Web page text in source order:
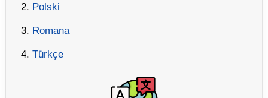
Polski
Romana
Türkçe